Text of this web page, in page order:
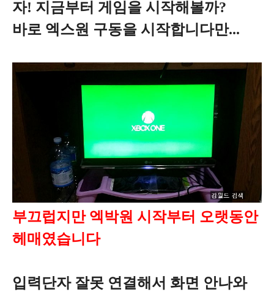
자! 지금부터 게임을 시작해볼까?
바로 엑스원 구동을 시작합니다만...
부끄럽지만 엑박원 시작부터 오랫동안
헤매였습니다
입력단자 잘못 연결해서 화면 안나와